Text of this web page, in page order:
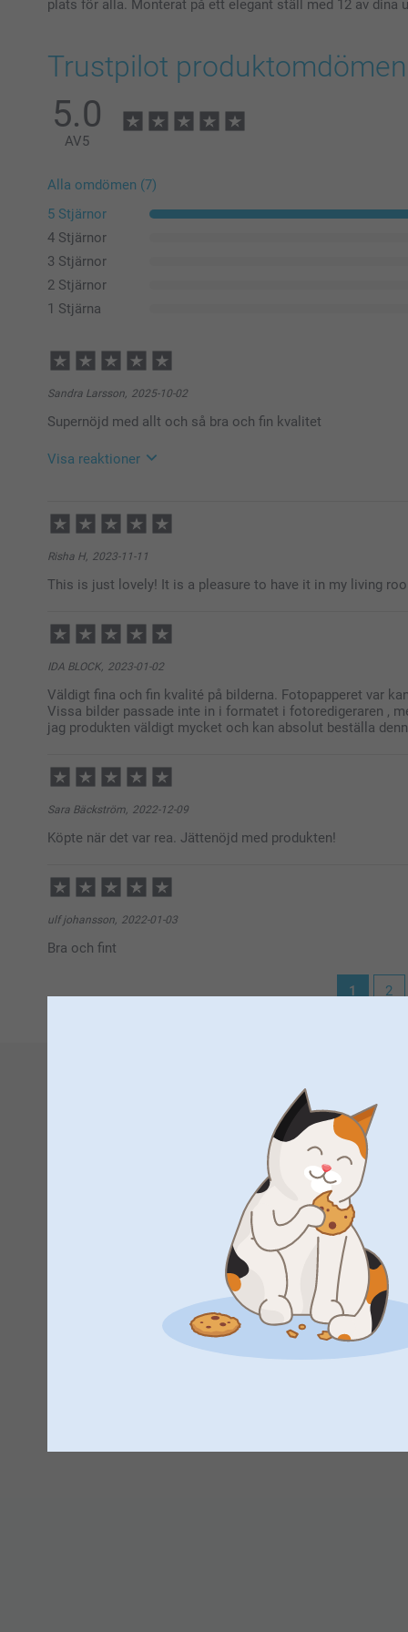
plats för alla. Monterat på ett elegant ställ med 12 av dina
Trustpilot produktomdömen
5.0
AV5
Alla omdömen (7)
5 Stjärnor
4 Stjärnor
3 Stjärnor
2 Stjärnor
1 Stjärna
Sandra Larsson, 2025-10-02
Supernöjd med allt och så bra och fin kvalitet
Visa reaktioner
11:04
Hej Sandra,
Stort tack för ditt omdöme och ⭐️⭐️⭐️⭐️⭐️! Det är
Tack för att du beställde hos oss!
Risha H, 2023-11-11
This is just lovely! It is a pleasure to have it in my living
IDA BLOCK, 2023-01-02
Väldigt fina och fin kvalité på bilderna. Fotopapperet var
Vissa bilder passade inte in i formatet i fotoredigeraren ,
jag produkten väldigt mycket och kan absolut beställa
Sara Bäckström, 2022-12-09
Köpte när det var rea. Jättenöjd med produkten!
ulf johansson, 2022-01-03
Bra och fint
1 2